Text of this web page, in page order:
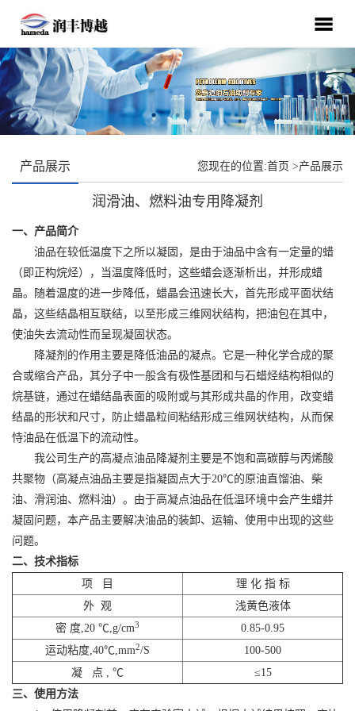
产品展示 您现在的位置:首页 >产品展示
润滑油、燃料油专用降凝剂
一、产品简介
油品在较低温度下之所以凝固，是由于油品中含有一定量的蜡
（即正构烷烃），当温度降低时，这些蜡会逐渐析出，并形成蜡
晶。随着温度的进一步降低，蜡晶会迅速长大，首先形成平面状结
晶，这些结晶相互联结，以至形成三维网状结构，把油包在其中，
使油失去流动性而呈现凝固状态。
降凝剂的作用主要是降低油品的凝点。它是一种化学合成的聚
合或缩合产品，其分子中一般含有极性基团和与石蜡烃结构相似的
烷基链，通过在蜡结晶表面的吸附或与其形成共晶的作用，改变蜡
结晶的形状和尺寸，防止蜡晶粒间粘结形成三维网状结构，从而保
恃油品在低温下的流动性。
我公司生产的高凝点油品降凝剂主要是不饱和高碳醇与丙烯酸
共聚物（高凝点油品主要是指凝固点大于20℃的原油直馏油、柴
油、滑润油、燃料油）。由于高凝点油品在低温环境中会产生蜡并
凝固问题，本产品主要解决油品的装卸、运输、使用中出现的这些
问题。
二、技术指标
项
目 理 化 指 标
外 观
浅黄色液体
密 度 ,20 ℃ ,g/cm3
0.85-0.95
运动粘度 ,40℃ mm2/S
100-500
凝
点 ℃ ≤15
三、使用方法